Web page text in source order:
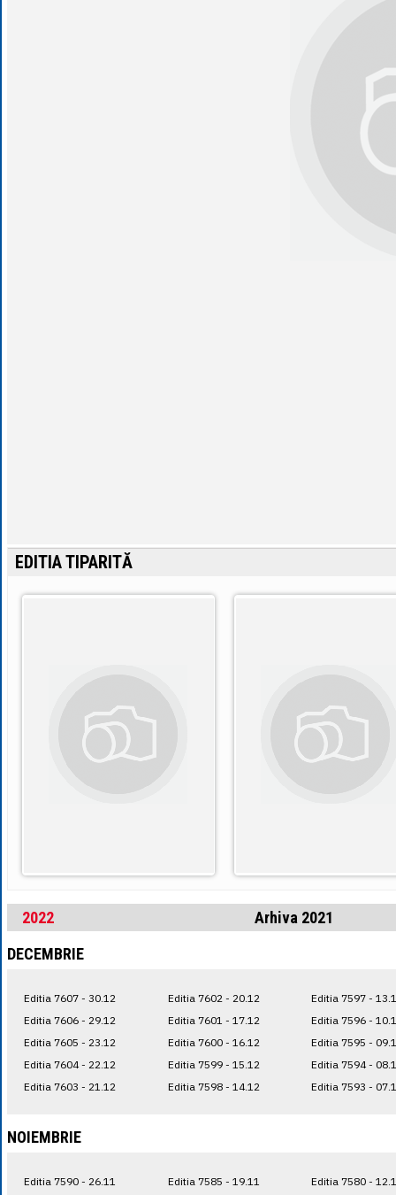
EDITIA TIPARITĂ
2022
Arhiva 2021
DECEMBRIE
Editia 7607 - 30.12
Editia 7606 - 29.12
Editia 7605 - 23.12
Editia 7604 - 22.12
Editia 7603 - 21.12
Editia 7602 - 20.12
Editia 7601 - 17.12
Editia 7600 - 16.12
Editia 7599 - 15.12
Editia 7598 - 14.12
Editia 7597 -
Editia 7596 -
Editia 7595 -
Editia 7594 -
Editia 7593 -
NOIEMBRIE
Editia 7590 - 26.11
Editia 7585 - 19.11
Editia 7580 -